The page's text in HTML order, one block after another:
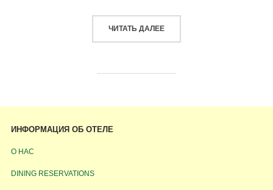
ЧИТАТЬ ДАЛЕЕ
ИНФОРМАЦИЯ ОБ ОТЕЛЕ
О НАС
DINING RESERVATIONS